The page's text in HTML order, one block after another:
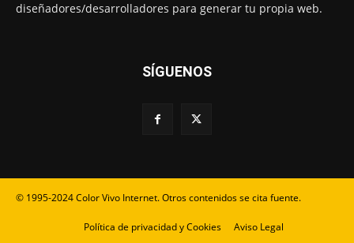
diseñadores/desarrolladores para generar tu propia web.
SÍGUENOS
© 1995-2024 Color Vivo Internet. Otros contenidos se cita fuente.
Política de privacidad y Cookies Aviso Legal